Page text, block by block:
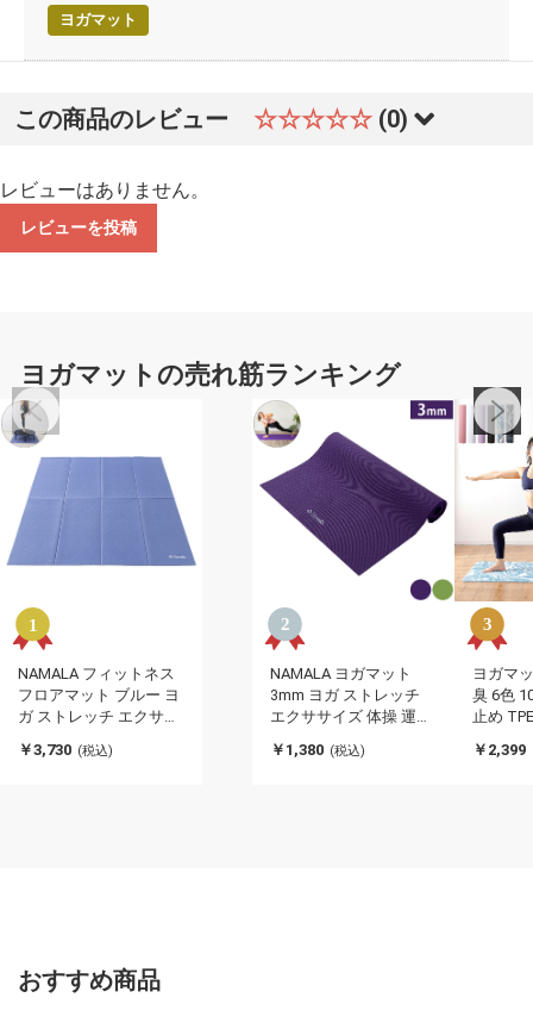
ヨガマット
この商品のレビュー ☆☆☆☆☆ (0)
レビューはありません。
レビューを投稿
ヨガマットの売れ筋ランキング
NAMALA フィットネス
フロアマット ブルー ヨ
ガ ストレッチ エクササ
ヨーガ ピラティス 初心
￥3,730 (税込)
NAMALA ヨガマット
3mm ヨガ ストレッチ
エクササイズ 体操 運動
ィス 厚手 滑りにくい 初
￥1,380 (税込)
ヨガマ
臭 6色
止め
ー パー
￥2,399
おすすめ商品